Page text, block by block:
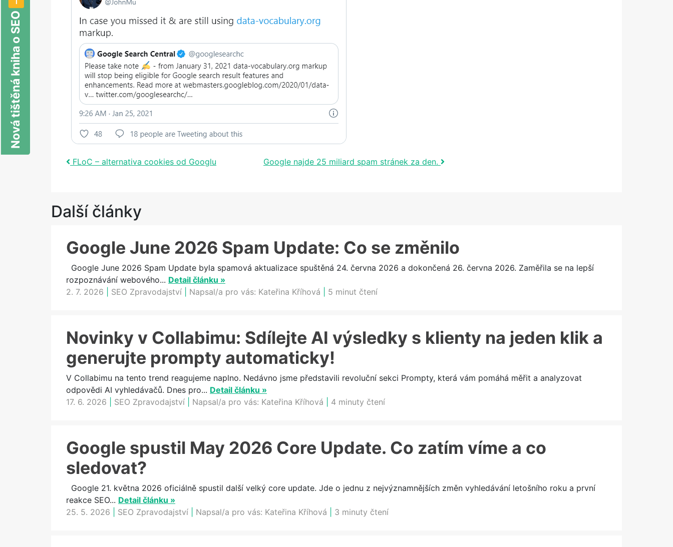
Nová tištěná kniha o SEO
Post navigation
FLoC – alternativa cookies od Googlu Google najde 25 miliard spam stránek za den.
Další články
Google June 2026 Spam Update: Co se změnilo
Google June 2026 Spam Update byla spamová aktualizace spuštěná 24. června 2026 a dokončená 26. června 2026. Zaměřila se na lepší
rozpoznávání webového... Detail článku »
2. 7. 2026
SEO Zpravodajství Napsal/a pro vás: Kateřina Kříhová 5 minut čtení
Novinky v Collabimu: Sdílejte AI výsledky s klienty na jeden klik a
generujte prompty automaticky!
V Collabimu na tento trend reagujeme naplno. Nedávno jsme představili revoluční sekci Prompty, která vám pomáhá měřit a analyzovat
odpovědi AI vyhledávačů. Dnes pro... Detail článku »
17. 6. 2026
SEO Zpravodajství Napsal/a pro vás: Kateřina Kříhová 4 minuty čtení
Google spustil May 2026 Core Update. Co zatím víme a co
sledovat?
Google 21. května 2026 oficiálně spustil další velký core update. Jde o jednu z nejvýznamnějších změn vyhledávání letošního roku a první
reakce SEO... Detail článku »
25. 5. 2026
SEO Zpravodajství Napsal/a pro vás: Kateřina Kříhová 3 minuty čtení